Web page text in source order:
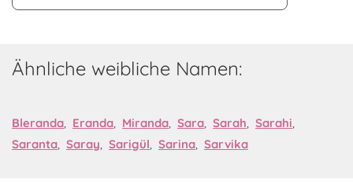
Ähnliche weibliche Namen:
Bleranda, Eranda, Miranda, Sara, Sarah, Sarahi,
Saranta, Saray, Sarigül, Sarina, Sarvika